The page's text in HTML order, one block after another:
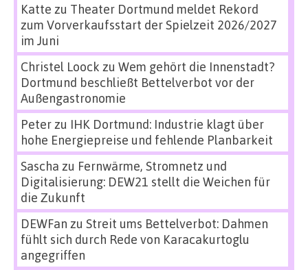
Katte zu Theater Dortmund meldet Rekord
zum Vorverkaufsstart der Spielzeit 2026/2027
im Juni
Christel Loock zu Wem gehört die Innenstadt?
Dortmund beschließt Bettelverbot vor der
Außengastronomie
Peterzu IHK Dortmund: Industrie klagt über
hohe Energiepreise und fehlende Planbarkeit
Sascha zu Fernwärme, Stromnetz und
Digitalisierung: DEW21 stellt die Weichen für
die Zukunft
DEWFan zu Streit ums Bettelverbot: Dahmen
fühlt sich durch Rede von Karacakurtoglu
angegriffen